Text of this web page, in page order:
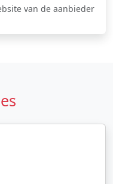
van de aanbieder